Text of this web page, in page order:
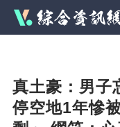
真土豪：男子
停空地1年慘